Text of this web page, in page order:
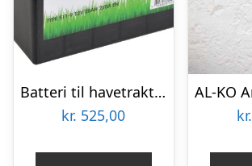
Batteri til havetraktor 12V – 28 Ah.
kr. 525,00
kr.